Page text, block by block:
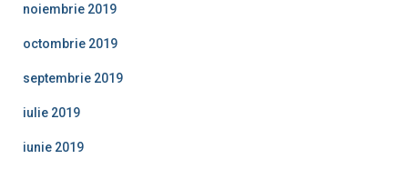
noiembrie 2019
octombrie 2019
septembrie 2019
iulie 2019
iunie 2019